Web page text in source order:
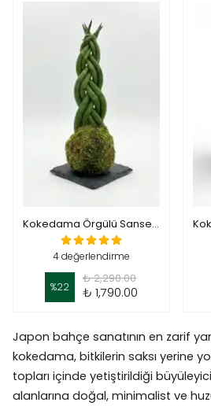
Kokedama Örgülü Sanseveria (Kokodema Sanseveria)
4 değerlendirme
%22
₺ 2,290.00
₺ 1,790.00
Japon bahçe sanatının en zarif
kokedama, bitkilerin saksı yerine
topları içinde yetiştirildiği
alanlarına doğal, minimalist ve